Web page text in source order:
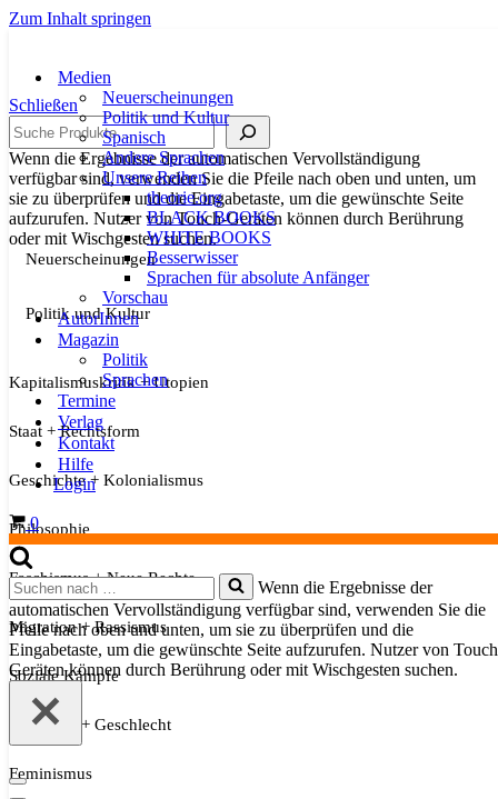
Zum Inhalt springen
Medien
Neuerscheinungen
Politik und Kultur
Spanisch
Andere Sprachen
Unsere Reihen
theorie.org
BLACK BOOKS
WHITE BOOKS
Besserwisser
Sprachen für absolute Anfänger
Vorschau
AutorInnen
Magazin
Politik
Sprachen
Termine
Verlag
Kontakt
Hilfe
Login
Warenkorb
0
Suchen
nach …
Wenn die Ergebnisse der
automatischen Vervollständigung verfügbar sind, verwenden Sie die
Pfeile nach oben und unten, um sie zu überprüfen und die
Eingabetaste, um die gewünschte Seite aufzurufen. Nutzer von
Geräten können durch Berührung oder mit Wischgesten suchen.
Navigationsmenü
Schließen
Suche
Wenn die Ergebnisse der automatischen Vervollständigung
verfügbar sind, verwenden Sie die Pfeile nach oben und unten, um
sie zu überprüfen und die Eingabetaste, um die gewünschte Seite
aufzurufen. Nutzer von Touch-Geräten können durch Berührung
oder mit Wischgesten suchen.
Neuerscheinungen
Politik und Kultur
Kapitalismuskritik + Utopien
Staat + Rechtsform
Geschichte + Kolonialismus
Philosophie
Faschismus + Neue Rechte
Migration + Rassismus
Soziale Kämpfe
Sexualität + Geschlecht
Feminismus